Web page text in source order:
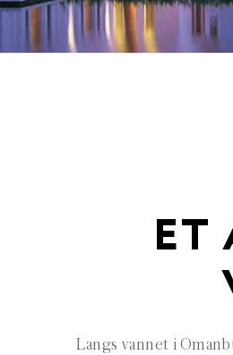
ET
Langs vannet i